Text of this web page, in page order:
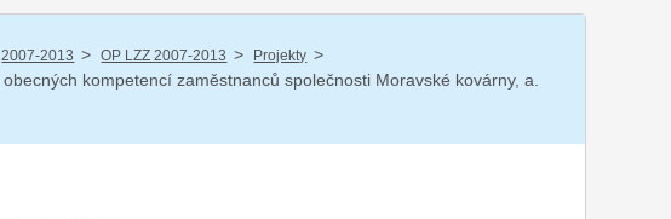
2007-2013 / OP LZZ 2007-2013 / Projekty /
kompetencí zaměstnanců společnosti Moravské kovárny, a.